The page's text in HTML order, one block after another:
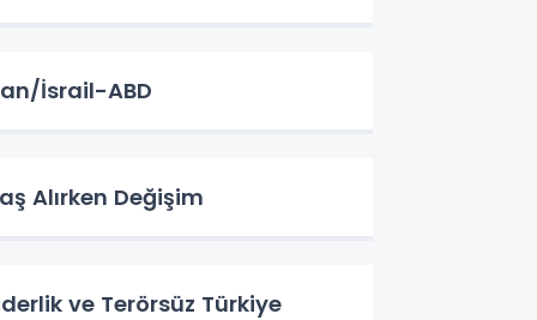
İsrail-ABD
Alırken Değişim
ve Terörsüz Türkiye